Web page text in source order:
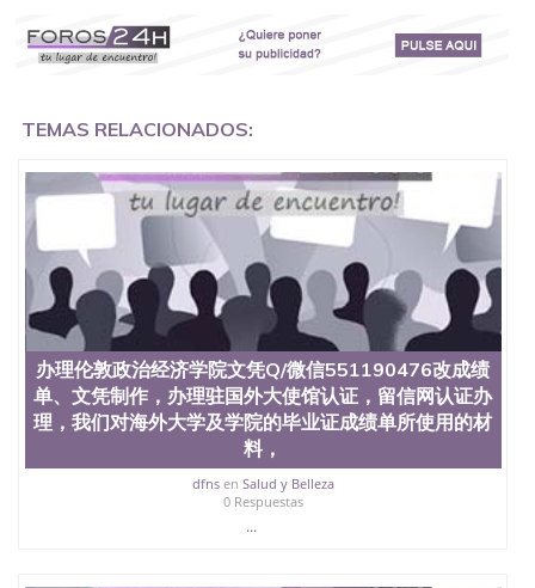
常毕业而导致回国得不到教育部认证在校挂科了不想
读了,成绩不理想毕不了业怎么办551190476找工作没
吗551190476哪里可以买国外文凭551190476国外本
作吗551190476怎么办理 外假毕业证551190476哪里
可以制作美国毕业证551190476哪里可以办理澳洲毕
业证551190476留学生在哪里可以买假毕业证
551190476哪里可以办理加拿大毕业证551190476申
请学校办理假的毕业证成绩单可以吗551190476哪里
可以办理水印成绩单551190476哪里可以修改成绩单
GPA分数551190476假毕业证能查出来吗551190476
假文凭网上能查到吗551190476 如何拿到国外毕业证
QQ微信551190476办假大学毕业证QQ微信551190476
国外毕业证去哪认证QQ微信551190476找毕业证封皮
QQ微信551190476国外毕业证外壳定制QQ微信
551190476快速代办国外毕业证QQ微信551190476快
速拿到国外文凭QQ微信551190476国外留学文凭认证
QQ微信551190476国外文凭回国认证QQ微信
551190476泰国文凭办理QQ微信551190476法国留学
回国证明QQ微信551190476 国外烫金照片QQ微信
551190476外国文凭在中国有用吗QQ微信551190476
TEMAS RELACIONADOS:
办理伦敦政治经济学院文凭Q/微信551190476改成绩
单、文凭制作，办理驻国外大使馆认证，留信网认证办
理，我们对海外大学及学院的毕业证成绩单所使用的材
料，
dfnsen Salud y Belleza
0 Respuestas
...